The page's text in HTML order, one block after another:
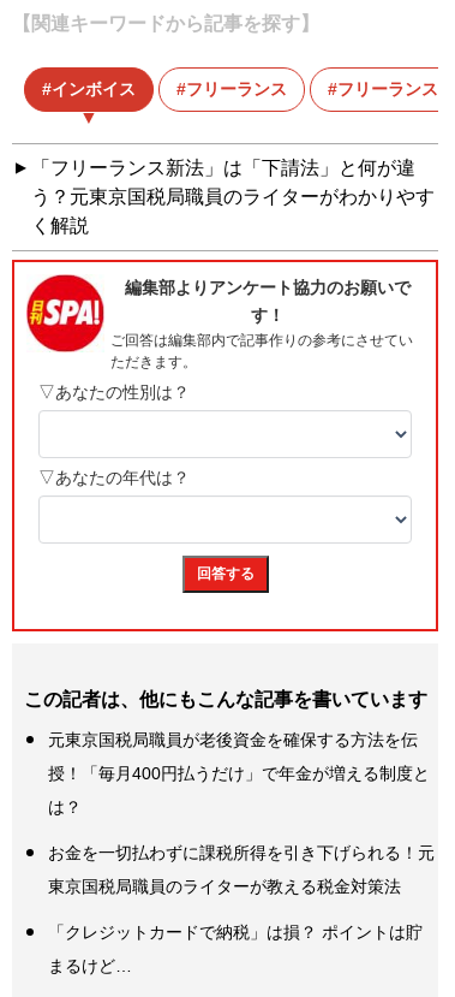
【関連キーワードから記事を探す】
インボイス フリーランス フリーランス新
「フリーランス新法」は「下請法」と何が違
う？元東京国税局職員のライターがわかりやす
く解説
この記者は、他にもこんな記事を書いています
元東京国税局職員が老後資金を確保する方法を伝
授！「毎月400円払うだけ」で年金が増える制度と
は？
お金を一切払わずに課税所得を引き下げられる！元
東京国税局職員のライターが教える税金対策法
「クレジットカードで納税」は損？ ポイントは貯
まるけど…